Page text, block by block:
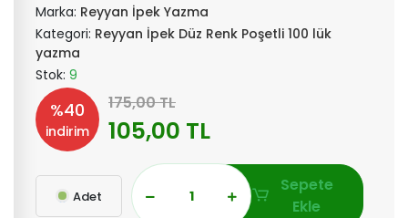
Marka: Reyyan İpek Yazma
Kategori: Reyyan İpek Düz Renk Poşetli 100 lük
yazma
Stok: 9
%40
indirim
175,00 TL
105,00 TL
Adet
Sepete
Ekle